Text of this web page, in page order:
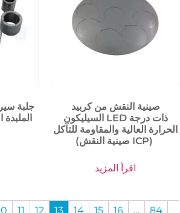
جلبة
صينية النقش من كربيد
السيليكون LED ذات درجة
الحرارة العالية والمقاومة للتآكل
(صينية النقش ICP)
اقرأ المزيد
11 12 13 14 15 16 …
84